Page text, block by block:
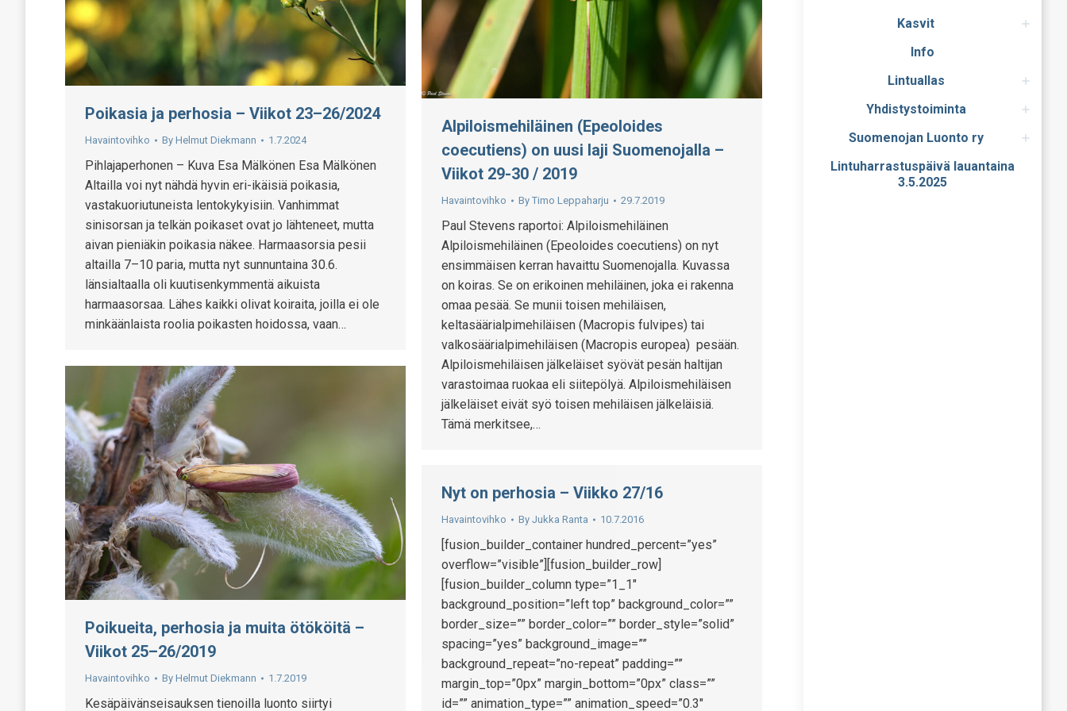
Kasvit
Info
Lintuallas
Yhdistystoiminta
Suomenojan Luonto ry
Lintuharrastuspäivä lauantaina
3.5.2025
Poikasia ja perhosia – Viikot 23–26/2024
Havaintovihko By Helmut Diekmann 1.7.2024
Pihlajaperhonen – Kuva Esa Mälkönen Esa Mälkönen
Altailla voi nyt nähdä hyvin eri-ikäisiä poikasia,
vastakuoriutuneista lentokykyisiin. Vanhimmat
sinisorsan ja telkän poikaset ovat jo lähteneet, mutta
aivan pieniäkin poikasia näkee. Harmaasorsia pesii
altailla 7–10 paria, mutta nyt sunnuntaina 30.6.
länsialtaalla oli kuutisenkymmentä aikuista
harmaasorsaa. Lähes kaikki olivat koiraita, joilla ei ole
minkäänlaista roolia poikasten hoidossa, vaan…
Alpiloismehiläinen (Epeoloides
coecutiens) on uusi laji Suomenojalla –
Viikot 29-30 / 2019
Havaintovihko By Timo Leppaharju 29.7.2019
Paul Stevens raportoi: Alpiloismehiläinen
Alpiloismehiläinen (Epeoloides coecutiens) on nyt
ensimmäisen kerran havaittu Suomenojalla. Kuvassa
on koiras. Se on erikoinen mehiläinen, joka ei rakenna
omaa pesää. Se munii toisen mehiläisen,
keltasäärialpimehiläisen (Macropis fulvipes) tai
valkosäärialpimehiläisen (Macropis europea) pesään.
Alpiloismehiläisen jälkeläiset syövät pesän haltijan
varastoimaa ruokaa eli siitepölyä. Alpiloismehiläisen
jälkeläiset eivät syö toisen mehiläisen jälkeläisiä.
Tämä merkitsee,…
Poikueita, perhosia ja muita ötököitä –
Viikot 25–26/2019
Havaintovihko By Helmut Diekmann 1.7.2019
Kesäpäivänseisauksen tienoilla luonto siirtyi
Nyt on perhosia – Viikko 27/16
Havaintovihko By Jukka Ranta 10.7.2016
[fusion_builder_container hundred_percent=”yes”
overflow=”visible”][fusion_builder_row]
[fusion_builder_column type=”1_1″
background_position=”left top” background_color=””
border_size=”” border_color=”” border_style=”solid”
spacing=”yes” background_image=””
background_repeat=”no-repeat” padding=””
margin_top=”0px” margin_bottom=”0px” class=””
id=”” animation_type=”” animation_speed=”0.3″